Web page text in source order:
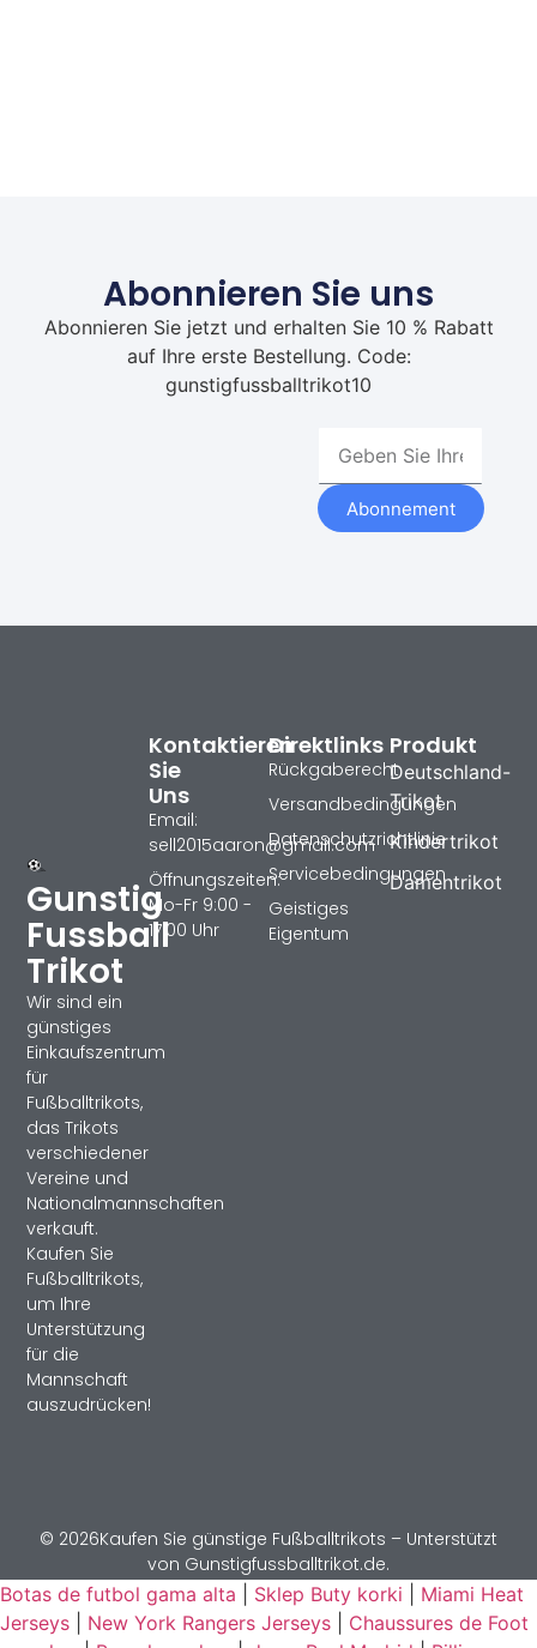
Abonnieren Sie uns
Abonnieren Sie jetzt und erhalten Sie 10 % Rabatt
auf Ihre erste Bestellung. Code:
gunstigfussballtrikot10
Abonnement
Gunstig
Fussball
Trikot
Wir sind ein
günstiges
Einkaufszentrum
für
Fußballtrikots,
das Trikots
verschiedener
Vereine und
Nationalmannschaften
verkauft.
Kaufen Sie
Fußballtrikots,
um Ihre
Unterstützung
für die
Mannschaft
auszudrücken!
Produkt
Deutschland-
Trikot
Kindertrikot
Damentrikot
Direktlinks
Rückgaberecht
Versandbedingungen
Datenschutzrichtlinie
Servicebedingungen
Geistiges
Eigentum
Kontaktieren
Sie
Uns
Email:
sell2015aaron@gmail.com
Öffnungszeiten:
Mo-Fr 9:00 -
17:00 Uhr
© 2026Kaufen Sie günstige Fußballtrikots – Unterstützt
von Gunstigfussballtrikot.de.
Botas de futbol gama alta
Sklep Buty korki
Miami Heat
Jerseys
New York Rangers Jerseys
Chaussures de Foot